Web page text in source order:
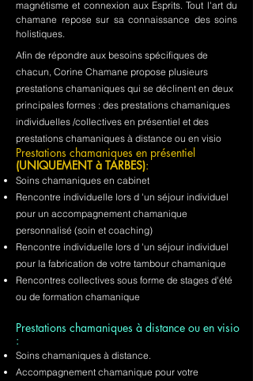
magnétisme et connexion aux Esprits. Tout l'art du
chamane repose sur sa connaissance des soins
holistiques.
Afin de répondre aux besoins spécifiques de
chacun, Corine Chamane propose plusieurs
prestations chamaniques qui se déclinent en deux
principales formes : des prestations chamaniques
individuelles /collectives en présentiel et des
prestations chamaniques à distance ou en visio
Prestations chamaniques en présentiel
(UNIQUEMENT à TARBES):
Soins chamaniques en cabinet
Rencontre individuelle lors d 'un séjour individuel
pour un accompagnement chamanique
personnalisé (soin et coaching)
Rencontre individuelle lors d 'un séjour individuel
pour la fabrication de votre tambour chamanique
Rencontres collectives sous forme de stages d'été
ou de formation chamanique
Prestations chamaniques à distance ou en visio
:
Soins chamaniques à distance.
Accompagnement chamanique pour votre